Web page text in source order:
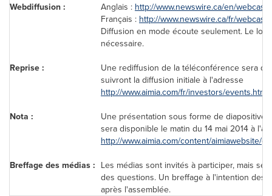
Webdiffusion :
Anglais : http://www.newswire.ca/en/webcast/
Français : http://www.newswire.ca/fr/
Diffusion en mode écoute seulement. Le
nécessaire.
Reprise :
Une rediffusion de la téléconférence sera
suivront la diffusion initiale à l'adresse
http://www.aimia.com/fr/investors/events.html
Nota :
Une présentation sous forme de
sera disponible le matin du 14 mai 2014 à
http://www.aimia.com/content/aimiawebsite/
Breffage des médias : Les médias sont invités à participer, mais
des questions. Un breffage à l'intention des
après l'assemblée.